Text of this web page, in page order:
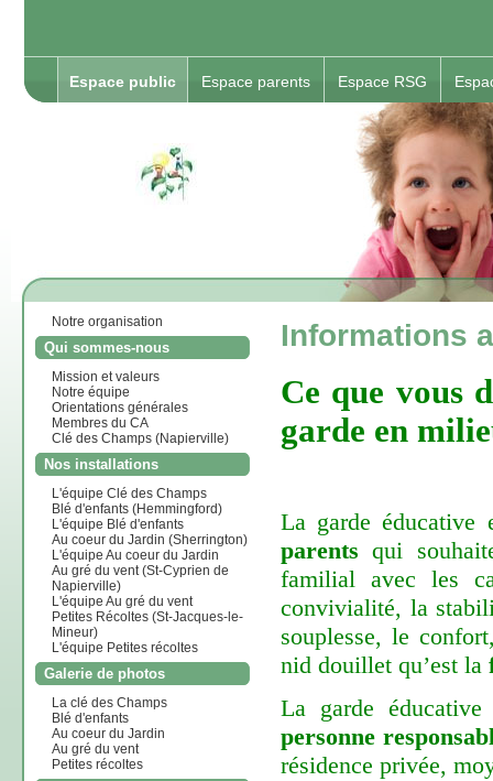
Espace public Espace parents Espace RSG
Notre organisation
Qui sommes-nous
Mission et valeurs
Notre équipe
Orientations générales
Membres du CA
Clé des Champs (Napierville)
Nos installations
L'équipe Clé des Champs
Blé d'enfants (Hemmingford)
L'équipe Blé d'enfants
Au coeur du Jardin (Sherrington)
L'équipe Au coeur du Jardin
Au gré du vent (St-Cyprien de
Napierville)
L'équipe Au gré du vent
Petites Récoltes (St-Jacques-le-
Mineur)
L'équipe Petites récoltes
Galerie de photos
La clé des Champs
Blé d'enfants
Au coeur du Jardin
Au gré du vent
Petites récoltes
Informations
Ce que vous
garde en
La garde
parents qui
familial avec les
convivialité, la
souplesse, le
nid douillet qu’est la
La garde
personne
résidence privée,